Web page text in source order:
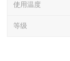
使用温度
等级